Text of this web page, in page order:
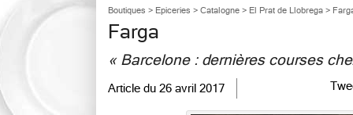
Boutiques > Epiceries > Catalogne > El Prat de Llobrega >
Farga
« Barcelone : dernières courses
Article du 26 avril 2017